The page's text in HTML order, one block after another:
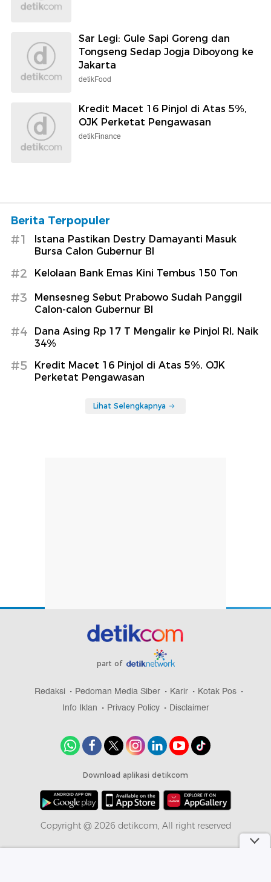
Sar Legi: Gule Sapi Goreng dan
Tongseng Sedap Jogja Diboyong ke
Jakarta
detikFood
Kredit Macet 16 Pinjol di Atas 5%,
OJK Perketat Pengawasan
detikFinance
Berita Terpopuler
#1
Istana Pastikan Destry Damayanti Masuk
Bursa Calon Gubernur BI
#2 Kelolaan Bank Emas Kini Tembus 150 Ton
#3
Mensesneg Sebut Prabowo Sudah Panggil
Calon-calon Gubernur BI
#4
Dana Asing Rp 17 T Mengalir ke Pinjol RI, Naik
34%
#5
Kredit Macet 16 Pinjol di Atas 5%, OJK
Perketat Pengawasan
Lihat Selengkapnya
part of
Redaksi Pedoman Media Siber Karir
Kotak Pos
Info Iklan
Privacy Policy Disclaimer
Download aplikasi detikcom
Copyright @ 2026 detikcom, All right reserved